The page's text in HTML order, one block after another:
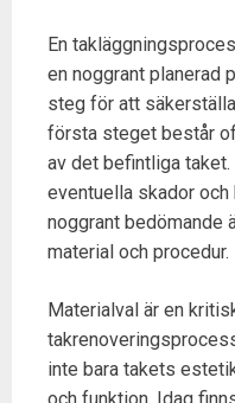
En
en noggrant planerad
steg för att
första steget består
av det befintliga
eventuella skador
noggrant bedömande
material och procedur.
Materialval är en
inte bara takets